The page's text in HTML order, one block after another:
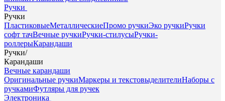
Ручки
Ручки
ПластиковыеМеталлическиеПромо ручкиЭко ручкиРучки
софт тачВечные ручкиРучки-стилусыРучки-
роллерыКарандаши
Ручки/
Карандаши
Вечные карандаши
Оригинальные ручкиМаркеры и текстовыделителиНаборы с
ручкамиФутляры для ручек
Электроника